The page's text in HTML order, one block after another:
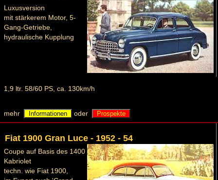
Luxusversion
mit stärkerem Motor, 5-
Gang-Getriebe,
hydraulische Kupplung
1,9 ltr. 58/60 PS, ca. 130km/h
mehr oder Prospekte
Fiat 1900 Gran Luce - 1952 - 54
Coupe auf Basis des 1400
Kabriolet
techn. wie Fiat 1900,